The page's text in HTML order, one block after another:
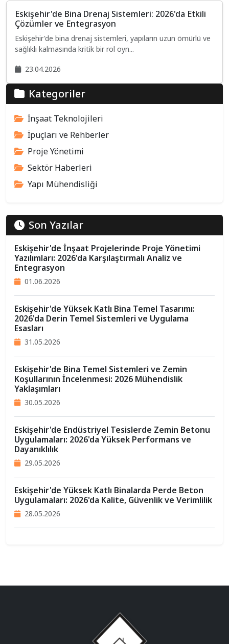
Eskişehir'de Bina Drenaj Sistemleri: 2026'da Etkili
Çözümler ve Entegrasyon
Eskişehir'de bina drenaj sistemleri, yapıların uzun ömürlü ve
sağlıklı kalmasında kritik bir rol oyn...
23.04.2026
Kategoriler
İnşaat Teknolojileri
İpuçları ve Rehberler
Proje Yönetimi
Sektör Haberleri
Yapı Mühendisliği
Son Yazılar
Eskişehir'de İnşaat Projelerinde Proje Yönetimi
Yazılımları: 2026'da Karşılaştırmalı Analiz ve
Entegrasyon
01.06.2026
Eskişehir'de Yüksek Katlı Bina Temel Tasarımı:
2026'da Derin Temel Sistemleri ve Uygulama
Esasları
31.05.2026
Eskişehir'de Bina Temel Sistemleri ve Zemin
Koşullarının İncelenmesi: 2026 Mühendislik
Yaklaşımları
30.05.2026
Eskişehir'de Endüstriyel Tesislerde Zemin Betonu
Uygulamaları: 2026'da Yüksek Performans ve
Dayanıklılık
29.05.2026
Eskişehir'de Yüksek Katlı Binalarda Perde Beton
Uygulamaları: 2026'da Kalite, Güvenlik ve Verimlilik
28.05.2026